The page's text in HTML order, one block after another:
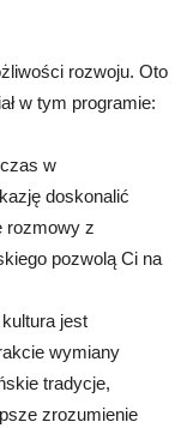
rozwoju. Oto
w tym programie:
w
doskonalić
rozmowy z
pozwolą Ci na
jest
wymiany
tradycje,
zrozumienie